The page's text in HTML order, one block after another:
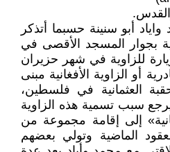
أبو سنينة حسبما أتذكر
بجوار المسجد الأقصى في
للزاوية في شهر حزيران
القادرية أو الزاوية الأفغانية مبنى
العثمانية في فلسطين،
في العام 1633. ويرجع سبب تسمية هذه الزاوية
إلى إقامة مجموعة من
الماضية وتولي بعضهم